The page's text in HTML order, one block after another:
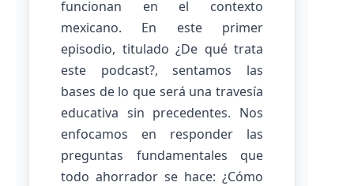
funcionan en el contexto
mexicano. En este primer
episodio, titulado ¿De qué trata
este podcast?, sentamos las
bases de lo que será una travesía
educativa sin precedentes. Nos
enfocamos en responder las
preguntas fundamentales que
todo ahorrador se hace: ¿Cómo